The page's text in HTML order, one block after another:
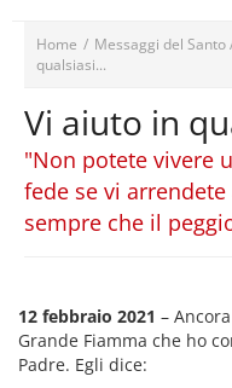
Home / Messaggi del Santo
qualsiasi...
Vi aiuto in
"Non potete vivere
fede se vi
sempre che il
12 febbraio 2021 –
Grande Fiamma che ho
Padre. Egli dice: